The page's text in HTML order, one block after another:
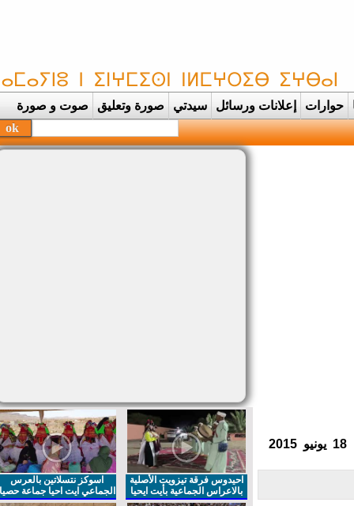
حوارات إعلانات ورسائل سيدتي صورة وتعليق صوت و صورة
احيدوس فرقة تيزويت الأصلية
بالاعراس الجماعية بأيت ايحيا
اسوكز نتسلاتين بالعرس
الجماعي ايت احيا جماعة حصيا